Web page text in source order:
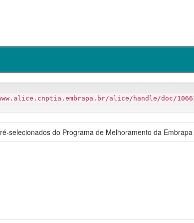
alice/handle/doc/
selecionados do Programa de Melhoramento da